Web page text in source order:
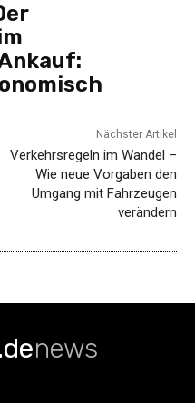
Nächster Artikel
Verkehrsregeln im Wandel –
Wie neue Vorgaben den
Umgang mit Fahrzeugen
verändern
news